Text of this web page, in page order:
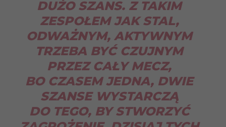
DUŻO SZANS. Z TAKIM
ZESPOŁEM JAK STAL,
ODWAŻNYM, AKTYWNYM
TRZEBA BYĆ CZUJNYM
PRZEZ CAŁY MECZ,
BO CZASEM JEDNA, DWIE
SZANSE WYSTARCZĄ
DO TEGO, BY STWORZYĆ